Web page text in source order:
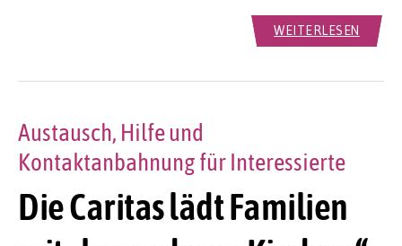
WEITERLESEN
Die Caritas lädt Familien
Austausch, Hilfe und
Kontaktanbahnung für Interessierte